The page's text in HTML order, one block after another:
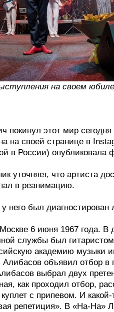
на своем
покинул этот мир
на своей странице в
в России)
уточняет, что артиста
в реанимацию.
него был диагностирован
6 июня 1967 года. В
службы был
академию музыки
объявил отбор в
выбрал двух
как проходил отбор,
с припевом. И
репетиция». В «На-На»